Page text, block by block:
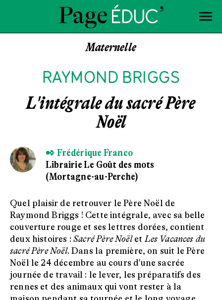
Maternelle
RAYMOND BRIGGS
L'intégrale du sacré Père
Noël
✒ Frédérique Franco
Librairie Le Goût des mots
(Mortagne-au-Perche)
Quel plaisir de retrouver le Père Noël de
Raymond Briggs ! Cette intégrale, avec sa belle
couverture rouge et ses lettres dorées, contient
deux histoires :Sacré Père NoëletLes Vacances du
sacré Père Noël. Dans la première, on suit le Père
Noël le 24 décembre au cours d'une sacrée
journée de travail : le lever, les préparatifs des
rennes et des animaux qui vont rester à la